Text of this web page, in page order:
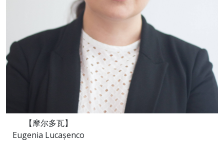
【摩尔多瓦】
Eugenia Lucașenco